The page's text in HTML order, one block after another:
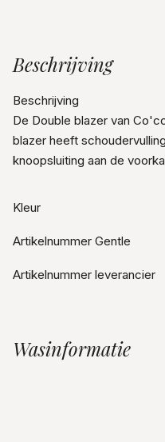
Beschrijving
Beschrijving
De Double blazer van
blazer heeft
knoopsluiting aan de
Kleur
Artikelnummer Gentle
Artikelnummer leverancier
Wasinformatie